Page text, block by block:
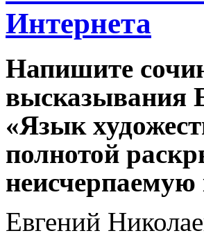
Интернета
Напишите
высказывания
«Язык
полнотой
неисчерпаемую
Евгений